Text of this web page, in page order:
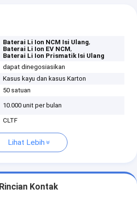
Baterai Li Ion NCM Isi Ulang,
Baterai Li Ion EV NCM,
Baterai Li Ion Prismatik Isi Ulang
dapat dinegosiasikan
Kasus kayu dan kasus Karton
50 satuan
10.000 unit per bulan
CLTF
Lihat Lebih
Rincian Kontak